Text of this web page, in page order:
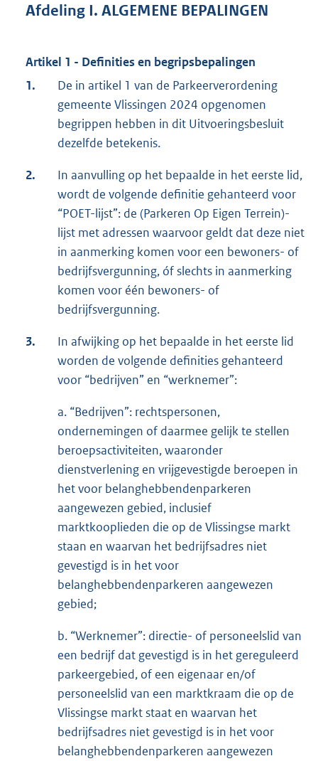
Afdeling I. ALGEMENE BEPALINGEN
Artikel 1 - Definities en begripsbepalingen
1.
De in artikel 1 van de Parkeerverordening
gemeente Vlissingen 2024 opgenomen
begrippen hebben in dit Uitvoeringsbesluit
dezelfde betekenis.
2.
In aanvulling op het bepaalde in het eerste lid,
wordt de volgende definitie gehanteerd voor
“POET-lijst”: de (Parkeren Op Eigen Terrein)-
lijst met adressen waarvoor geldt dat deze niet
in aanmerking komen voor een bewoners- of
bedrijfsvergunning, óf slechts in aanmerking
komen voor één bewoners- of
bedrijfsvergunning.
3.
In afwijking op het bepaalde in het eerste lid
worden de volgende definities gehanteerd
voor “bedrijven” en “werknemer”:
a. “Bedrijven”: rechtspersonen,
ondernemingen of daarmee gelijk te stellen
beroepsactiviteiten, waaronder
dienstverlening en vrijgevestigde beroepen in
het voor belanghebbendenparkeren
aangewezen gebied, inclusief
marktkooplieden die op de Vlissingse markt
staan en waarvan het bedrijfsadres niet
gevestigd is in het voor
belanghebbendenparkeren aangewezen
gebied;
b. “Werknemer”: directie- of personeelslid van
een bedrijf dat gevestigd is in het gereguleerd
parkeergebied, of een eigenaar en/of
personeelslid van een marktkraam die op de
Vlissingse markt staat en waarvan het
bedrijfsadres niet gevestigd is in het voor
belanghebbendenparkeren aangewezen